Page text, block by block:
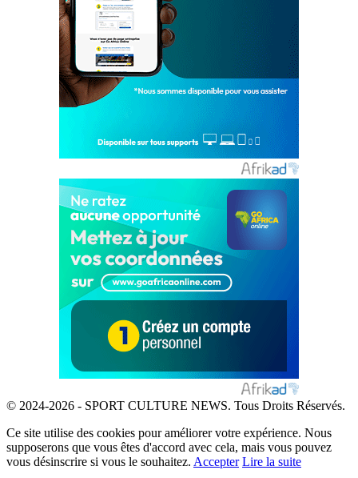
© 2024-2026 - SPORT CULTURE NEWS. Tous Droits Réservés.
Ce site utilise des cookies pour améliorer votre expérience. Nous
supposerons que vous êtes d'accord avec cela, mais vous pouvez
vous désinscrire si vous le souhaitez. Accepter Lire la suite